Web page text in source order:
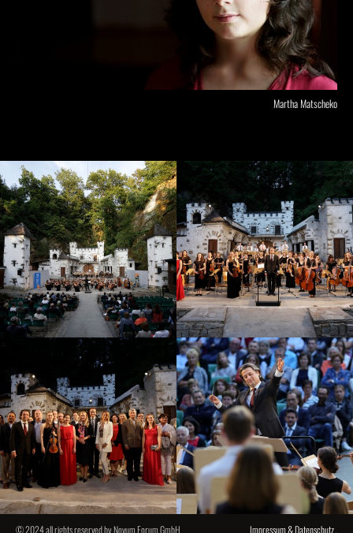
Martha Matscheko
© 2024 all rights reserved by Novum Forum GmbH Impressum & Datenschutz.